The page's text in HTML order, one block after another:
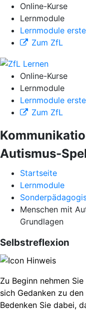
Online-Kurse
Lernmodule
Lernmodule
Zum ZfL
Online-Kurse
Lernmodule
Lernmodule
Zum ZfL
Autismus-
Startseite
Lernmodule
Menschen mit
Grundlagen
Selbstreflexion
Zu Beginn nehmen
sich Gedanken zu
Bedenken Sie dabei,